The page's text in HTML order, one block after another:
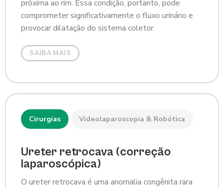
próxima ao rim. Essa condição, portanto, pode
comprometer significativamente o fluxo urinário e
provocar dilatação do sistema coletor.
SAIBA MAIS
Cirurgias Videolaparoscopia & Robótica
Ureter retrocava (correção
laparoscópica)
O ureter retrocava é uma anomalia congênita rara